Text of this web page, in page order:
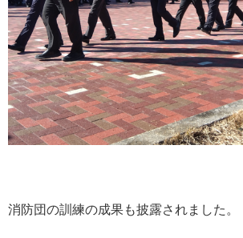
消防団の訓練の成果も披露されました。